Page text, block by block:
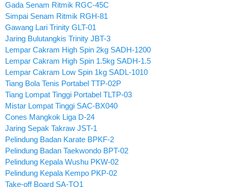
Gada Senam Ritmik RGC-45C
Simpai Senam Ritmik RGH-81
Gawang Lari Trinity GLT-01
Jaring Bulutangkis Trinity JBT-3
Lempar Cakram High Spin 2kg SADH-1200
Lempar Cakram High Spin 1.5kg SADH-1.5
Lempar Cakram Low Spin 1kg SADL-1010
Tiang Bola Tenis Portabel TTP-02P
Tiang Lompat Tinggi Portabel TLTP-03
Mistar Lompat Tinggi SAC-BX040
Cones Mangkok Liga D-24
Jaring Sepak Takraw JST-1
Pelindung Badan Karate BPKF-2
Pelindung Badan Taekwondo BPT-02
Pelindung Kepala Wushu PKW-02
Pelindung Kepala Kempo PKP-02
Take-off Board SA-TO1